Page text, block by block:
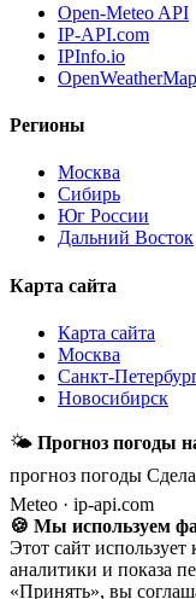
Open-Meteo API
IP-API.com
IPInfo.io
OpenWeatherMap
Регионы
Москва
Сибирь
Юг России
Дальний Восток
Карта сайта
Карта сайта
Москва
Санкт-
Новосибирск
🌤 Прогноз погоды
прогноз погоды
Meteo · ip-api.com
🍪 Мы используем
Этот сайт
аналитики и показа
«Принять», вы